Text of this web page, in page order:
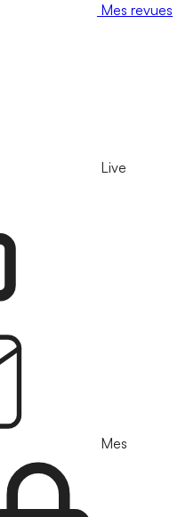
Mes revues
Live
Mes